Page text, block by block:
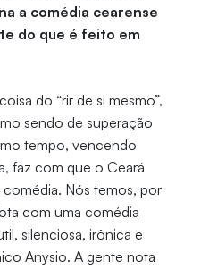
a comédia cearense
do que é feito em
do “rir de si mesmo”,
sendo de superação
tempo, vencendo
faz com que o Ceará
comédia. Nós temos, por
com uma comédia
silenciosa, irônica e
Anysio. A gente nota